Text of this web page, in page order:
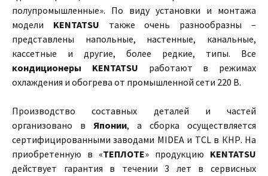
полупромышленные». По виду установки и монтажа
модели KENTATSU также очень разнообразны –
представлены напольные, настенные, канальные,
кассетные и другие, более редкие, типы. Все
кондиционеры KENTATSU работают в режимах
охлаждения и обогрева от промышленной сети 220 В.
Производство составных деталей и частей
организовано в Японии, а сборка осуществляется
сертифицированными заводами MIDEA и TCL в КНР. На
приобретенную в «ТЕПЛОТЕ» продукцию KENTATSU
действует гарантия в течении 3 лет в сервисных